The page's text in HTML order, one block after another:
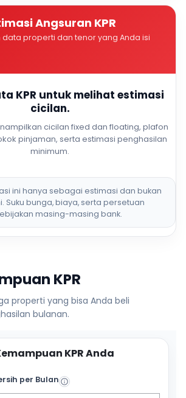
Angsuran KPR
properti dan tenor yang Anda isi
KPR untuk melihat estimasi
cicilan.
cicilan fixed dan floating, plafon
pinjaman, serta estimasi penghasilan
minimum.
ini hanya sebagai estimasi dan bukan
Suku bunga, biaya, serta persetuan
masing-masing bank.
KPR
properti yang bisa Anda beli
bulanan.
KPR Anda
per Bulan